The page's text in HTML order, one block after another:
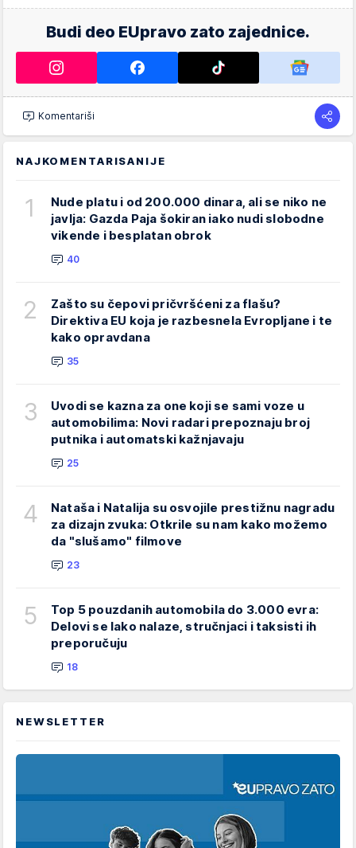
Budi deo EUpravo zato zajednice.
Komentariši
NAJKOMENTARISANIJE
1
Nude platu i od 200.000 dinara, ali se niko ne
javlja: Gazda Paja šokiran iako nudi slobodne
vikende i besplatan obrok
40
2
Zašto su čepovi pričvršćeni za flašu?
Direktiva EU koja je razbesnela Evropljane i te
kako opravdana
35
3
Uvodi se kazna za one koji se sami voze u
automobilima: Novi radari prepoznaju broj
putnika i automatski kažnjavaju
25
4
Nataša i Natalija su osvojile prestižnu nagradu
za dizajn zvuka: Otkrile su nam kako možemo
da "slušamo" filmove
23
5
Top 5 pouzdanih automobila do 3.000 evra:
Delovi se lako nalaze, stručnjaci i taksisti ih
preporučuju
18
NEWSLETTER